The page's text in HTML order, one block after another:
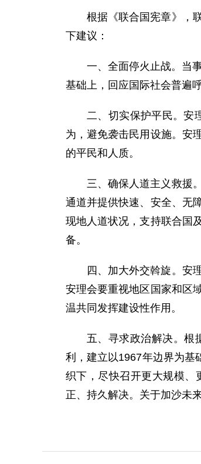
根据《联合国宪章》，
下建议：
一、全面停火止战。当
基础上，回应国际社会普遍
二、切实保护平民。安
为，避免袭击民用设施。安
的平民和人质。
三、确保人道主义救援
通道并提供快速、安全、无
现地人道状况，支持联合国
备。
四、加大外交斡旋。安
安理会要重视地区国家和区
温共同发挥建设性作用。
五、寻求政治解决。根
利，建立以1967年边界为基
织下，尽快召开更大规模、
正、持久解决。关于加沙未